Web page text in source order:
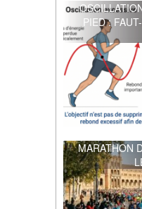
PIED :
MARATHON